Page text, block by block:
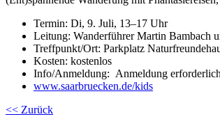
Termin: Di, 9. Juli, 13–17 Uhr
Leitung: Wanderführer Martin Bambach
Treffpunkt/Ort: Parkplatz
Kosten: kostenlos
Info/Anmeldung: Anmeldung
www.saarbruecken.de/kids
<< Zurück